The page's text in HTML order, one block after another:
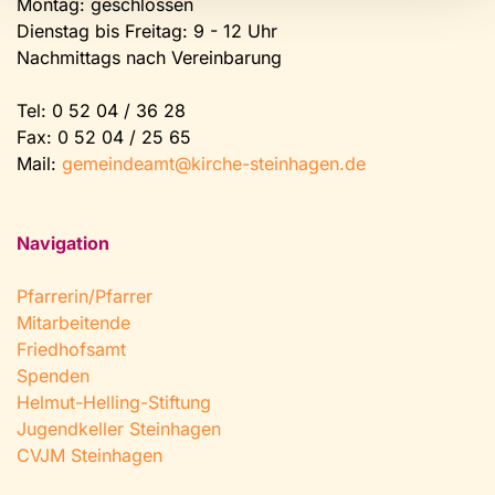
Montag: geschlossen
Dienstag bis Freitag: 9 - 12 Uhr
Nachmittags nach Vereinbarung
Tel: 0 52 04 / 36 28
Fax: 0 52 04 / 25 65
Mail: gemeindeamt@kirche-steinhagen.de
Navigation
Pfarrerin/Pfarrer
Mitarbeitende
Friedhofsamt
Spenden
Helmut-Helling-Stiftung
Jugendkeller Steinhagen
CVJM Steinhagen